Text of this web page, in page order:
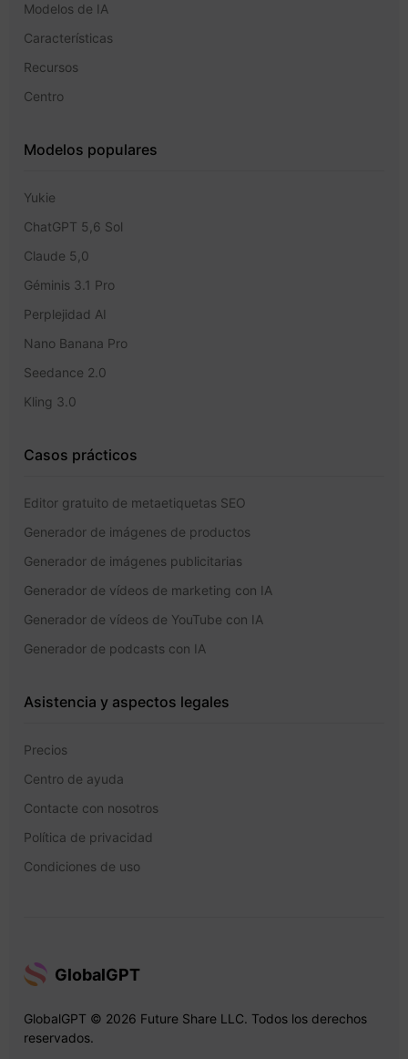
Modelos de IA
Características
Recursos
Centro
Modelos populares
Yukie
ChatGPT 5,6 Sol
Claude 5,0
Géminis 3.1 Pro
Perplejidad AI
Nano Banana Pro
Seedance 2.0
Kling 3.0
Casos prácticos
Editor gratuito de metaetiquetas SEO
Generador de imágenes de productos
Generador de imágenes publicitarias
Generador de vídeos de marketing con IA
Generador de vídeos de YouTube con IA
Generador de podcasts con IA
Asistencia y aspectos legales
Precios
Centro de ayuda
Contacte con nosotros
Política de privacidad
Condiciones de uso
GlobalGPT
GlobalGPT © 2026 Future Share LLC. Todos los derechos
reservados.